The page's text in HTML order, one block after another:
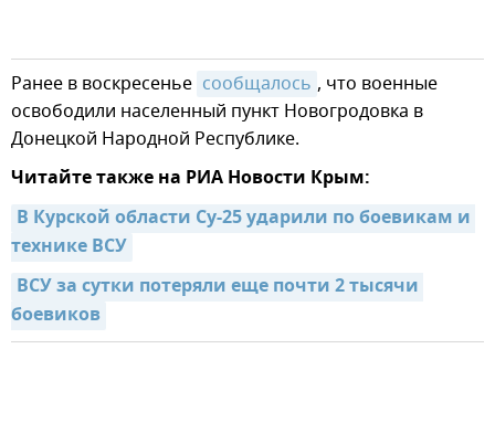
Ранее в воскресенье сообщалось , что военные
освободили населенный пункт Новогродовка в
Донецкой Народной Республике.
Читайте также на РИА Новости Крым:
В Курской области Су-25 ударили по боевикам и
технике ВСУ
ВСУ за сутки потеряли еще почти 2 тысячи
боевиков